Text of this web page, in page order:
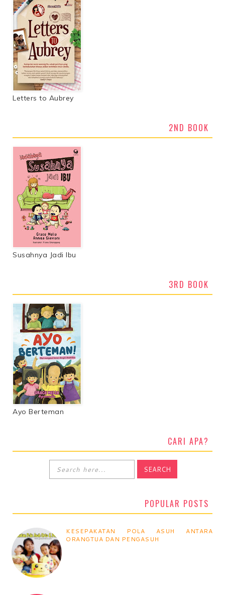
Letters to Aubrey
2ND BOOK
Susahnya Jadi Ibu
3RD BOOK
Ayo Berteman
CARI APA?
POPULAR POSTS
KESEPAKATAN POLA ASUH ANTARA
ORANGTUA DAN PENGASUH